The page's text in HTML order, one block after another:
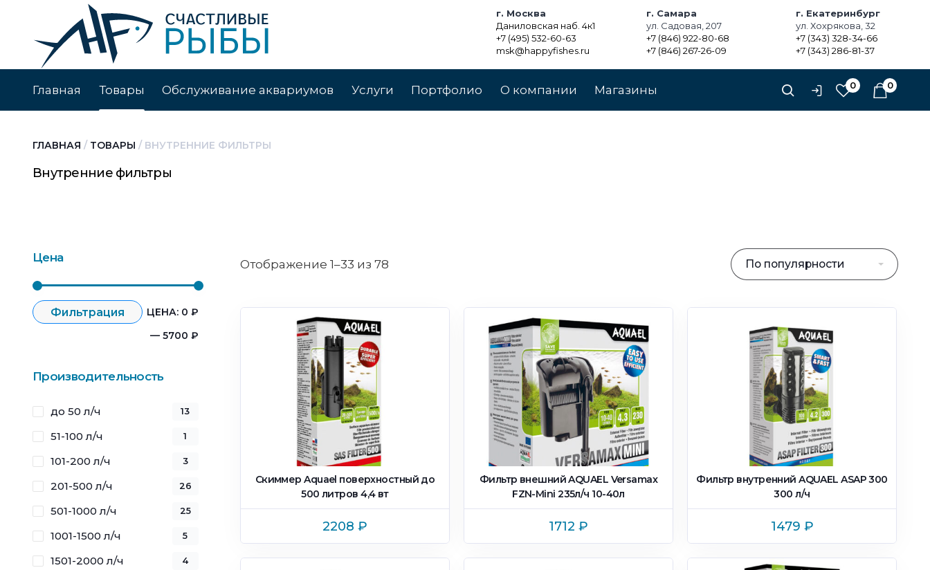
г. Москва
Даниловская наб. 4к1
+7 (495) 532-60-63
msk@happyfishes.ru
г. Самара
ул. Садовая, 207
+7 (846) 922-80-68
+7 (846) 267-26-09
г. Екатеринбург
ул. Хохрякова, 32
+7 (343) 328-34-66
+7 (343) 286-81-37
Главная Товары Обслуживание аквариумов Услуги Портфолио О компании Магазины 0
0
Внутренние фильтры
ГЛАВНАЯ / ТОВАРЫ / ВНУТРЕННИЕ ФИЛЬТРЫ
Отображение 1–33 из 78 По популярности
Скиммер Aquael поверxностный до
500 литров 4,4 вт
2208 ₽
Фильтр внешний AQUAEL Versamax
FZN-Mini 235л/ч 10-40л
1712 ₽
Фильтр внутренний AQUAEL ASAP 300
300 л/ч
1479 ₽
Цена
Фильтрация ЦЕНА: 0 ₽
— 5700 ₽
Производительность
до 50 л/ч 13
51-100 л/ч 1
101-200 л/ч 3
201-500 л/ч 26
501-1000 л/ч 25
1001-1500 л/ч 5
1501-2000 л/ч 4